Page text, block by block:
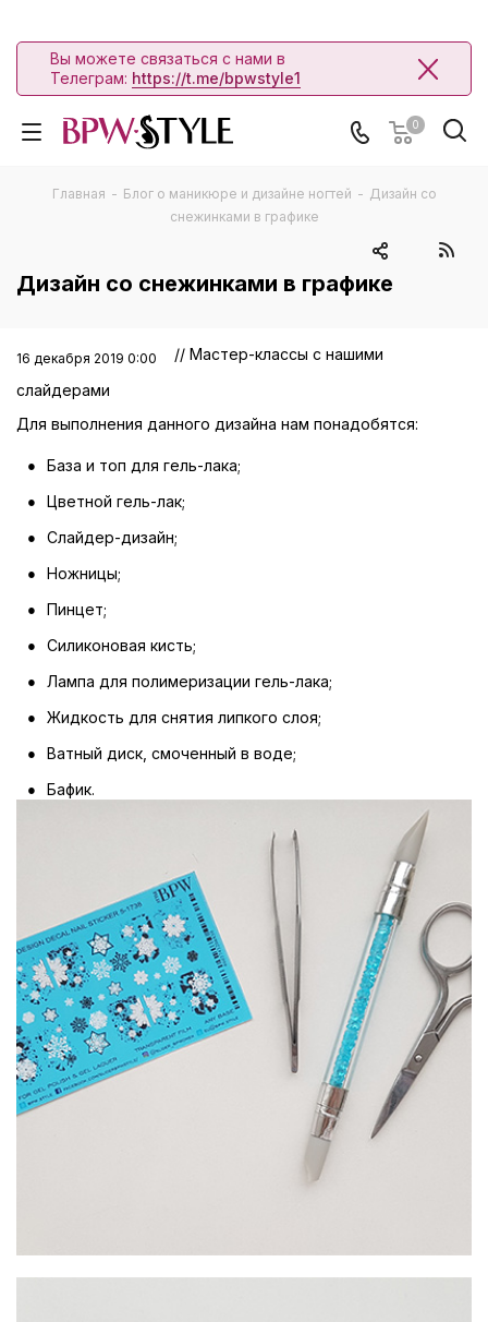
Вы можете связаться с нами в
Телеграм: https://t.me/bpwstyle1
0
Главная - Блог о маникюре и дизайне ногтей - Дизайн со
снежинками в графике
Дизайн со снежинками в графике
16 декабря 2019 0:00
// Мастер-классы с нашими
слайдерами
Для выполнения данного дизайна нам понадобятся:
База и топ для гель-лака;
Цветной гель-лак;
Слайдер-дизайн;
Ножницы;
Пинцет;
Силиконовая кисть;
Лампа для полимеризации гель-лака;
Жидкость для снятия липкого слоя;
Ватный диск, смоченный в воде;
Бафик.